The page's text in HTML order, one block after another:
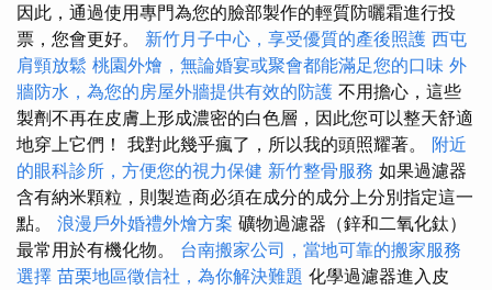
因此，通過使用專門為您的臉部製作的輕質防曬霜進行投
票，您會更好。 新竹月子中心，享受優質的產後照護 西屯
肩頸放鬆 桃園外燴，無論婚宴或聚會都能滿足您的口味 外
牆防水，為您的房屋外牆提供有效的防護 不用擔心，這些
製劑不再在皮膚上形成濃密的白色層，因此您可以整天舒適
地穿上它們！ 我對此幾乎瘋了，所以我的頭照耀著。 附近
的眼科診所，方便您的視力保健 新竹整骨服務 如果過濾器
含有納米顆粒，則製造商必須在成分的成分上分別指定這一
點。 浪漫戶外婚禮外燴方案 礦物過濾器（鋅和二氧化鈦）
最常用於有機化物。 台南搬家公司，當地可靠的搬家服務
選擇 苗栗地區徵信社，為你解決難題 化學過濾器進入皮